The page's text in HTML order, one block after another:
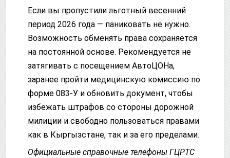
Если вы пропустили льготный весенний
период 2026 года — паниковать не нужно.
Возможность обменять права сохраняется
на постоянной основе. Рекомендуется не
затягивать с посещением АвтоЦОНа,
заранее пройти медицинскую комиссию по
форме 083-У и обновить документ, чтобы
избежать штрафов со стороны дорожной
милиции и свободно пользоваться правами
как в Кыргызстане, так и за его пределами.
Официальные справочные телефоны ГЦРТС